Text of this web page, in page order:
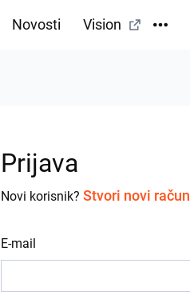
Novosti Vision
Prijava
Novi korisnik? Stvori novi račun
E-mail